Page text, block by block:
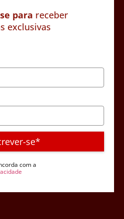
para receber
exclusivas
se*
com a